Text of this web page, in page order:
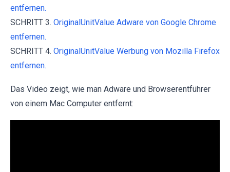
entfernen.
SCHRITT 3. OriginalUnitValue Adware von Google Chrome
entfernen.
SCHRITT 4. OriginalUnitValue Werbung von Mozilla Firefox
entfernen.
Das Video zeigt, wie man Adware und Browserentführer
von einem Mac Computer entfernt: